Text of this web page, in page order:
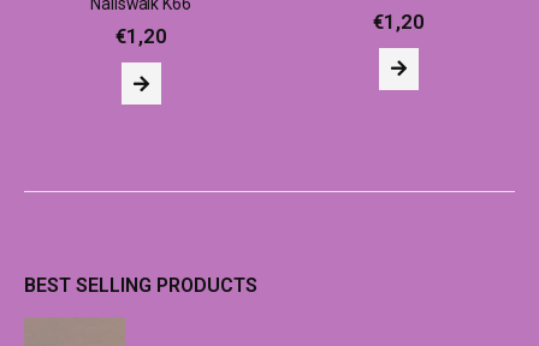
€1,20
€1,20
BEST SELLING PRODUCTS